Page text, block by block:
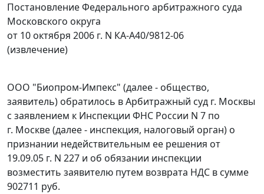
Постановление Федерального арбитражного суда
Московского округа
от 10 октября 2006 г. N КА-А40/9812-06
(извлечение)
ООО "Биопром-Импекс" (далее - общество,
заявитель) обратилось в Арбитражный суд г. Москвы
с заявлением к Инспекции ФНС России N 7 по
г. Москве (далее - инспекция, налоговый орган) о
признании недействительным ее решения от
19.09.05 г. N 227 и об обязании инспекции
возместить заявителю путем возврата НДС в сумме
902711 руб.